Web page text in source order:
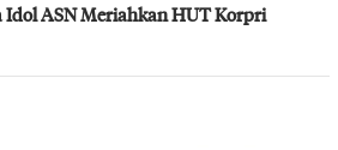
Idol ASN Meriahkan HUT Korpri